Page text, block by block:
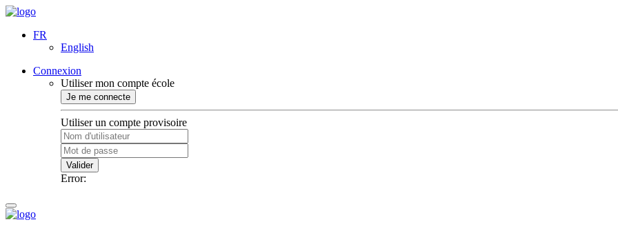
FR
English
Connexion
Utiliser mon compte école
Je me connecte
Utiliser un compte provisoire
Valider
Error: